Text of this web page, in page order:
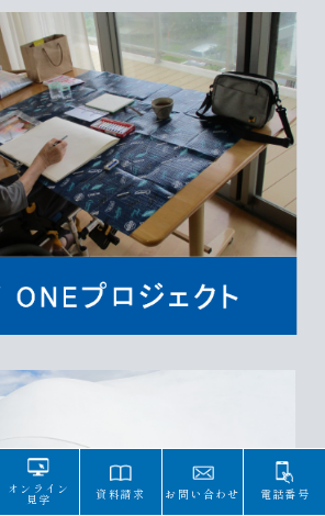
オンライン
見学 資料請求 お問い合わせ 電話番号